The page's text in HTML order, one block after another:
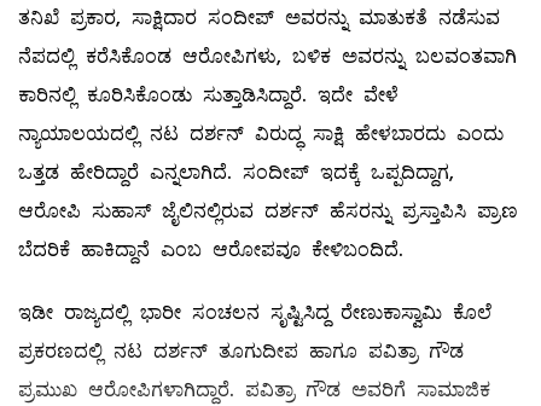
ತನಿಖೆ ಪ್ರಕಾರ, ಸಾಕ್ಷಿದಾರ ಸಂದೀಪ್ ಅವರನ್ನು ಮಾತುಕತೆ ನಡೆಸುವ
ನೆಪದಲ್ಲಿ ಕರೆಸಿಕೊಂಡ ಆರೋಪಿಗಳು, ಬಳಿಕ ಅವರನ್ನು ಬಲವಂತವಾಗಿ
ಕಾರಿನಲ್ಲಿ ಕೂರಿಸಿಕೊಂಡು ಸುತ್ತಾಡಿಸಿದ್ದಾರೆ. ಇದೇ ವೇಳೆ
ನ್ಯಾಯಾಲಯದಲ್ಲಿ ನಟ ದರ್ಶನ್ ವಿರುದ್ಧ ಸಾಕ್ಷಿ ಹೇಳಬಾರದು ಎಂದು
ಒತ್ತಡ ಹೇರಿದ್ದಾರೆ ಎನ್ನಲಾಗಿದೆ. ಸಂದೀಪ್ ಇದಕ್ಕೆ ಒಪ್ಪದಿದ್ದಾಗ,
ಆರೋಪಿ ಸುಹಾಸ್ ಜೈಲಿನಲ್ಲಿರುವ ದರ್ಶನ್ ಹೆಸರನ್ನು ಪ್ರಸ್ತಾಪಿಸಿ ಪ್ರಾಣ
ಬೆದರಿಕೆ ಹಾಕಿದ್ದಾನೆ ಎಂಬ ಆರೋಪವೂ ಕೇಳಿಬಂದಿದೆ.
ಇಡೀ ರಾಜ್ಯದಲ್ಲಿ ಭಾರೀ ಸಂಚಲನ ಸೃಷ್ಟಿಸಿದ್ದ ರೇಣುಕಾಸ್ವಾಮಿ ಕೊಲೆ
ಪ್ರಕರಣದಲ್ಲಿ ನಟ ದರ್ಶನ್ ತೂಗುದೀಪ ಹಾಗೂ ಪವಿತ್ರಾ ಗೌಡ
ಪ್ರಮುಖ ಆರೋಪಿಗಳಾಗಿದ್ದಾರೆ. ಪವಿತ್ರಾ ಗೌಡ ಅವರಿಗೆ ಸಾಮಾಜಿಕ